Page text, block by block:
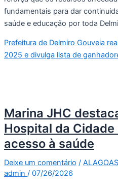
fundamentais para dar
saúde e educação por toda
Prefeitura de Delmiro Gouveia
2025 e divulga lista de
Marina JHC
Hospital da
acesso à saúde
Deixe um comentário / ALAGOAS
admin / 07/26/2026